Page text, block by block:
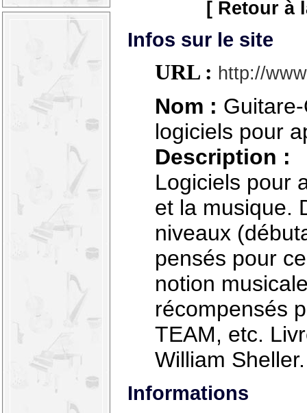
[ Retour à
Infos sur le site
URL : http://
Nom :
logiciels pour
Description :
Logiciels pour
et la musique.
niveaux
pensés pour
notion
récompensés
TEAM, etc.
William Sheller.
Informations